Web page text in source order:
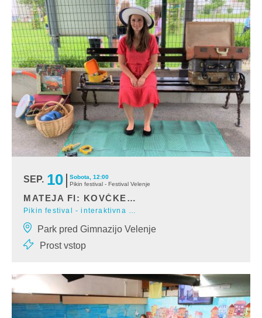
SEP. 10
Sobota, 12:00
Pikin festival - Festival Velenje
MATEJA FI: KOVČKETA NA OBISKU
Pikin festival - interaktivna glasbena predstava
"Kaj vse se skriva v kovčkih, ki jih je s sabo prinesla ta gospa?
Poglej jo: gosenica lez
Park pred Gimnazijo Velenje
Prost vstop